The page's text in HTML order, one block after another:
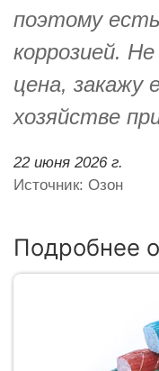
поэтому
коррозией.
цена, закажу
хозяйстве
22 июня 2026 г.
Источник: Озон
Подробнее